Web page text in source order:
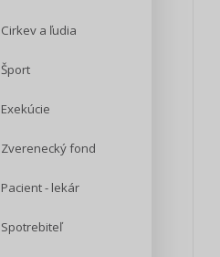
Cirkev a ľudia
Šport
Exekúcie
Zverenecký fond
Pacient - lekár
Spotrebiteľ